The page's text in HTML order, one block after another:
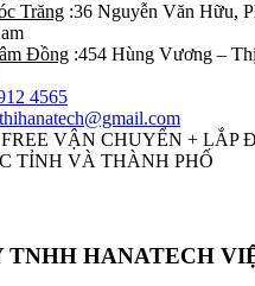
Trăng :36 Nguyễn Văn Hữu,
Đồng :454 Hùng Vương –
4565
VẬN CHUYỂN + LẮP
TỈNH VÀ THÀNH PHỐ
TNHH HANATECH